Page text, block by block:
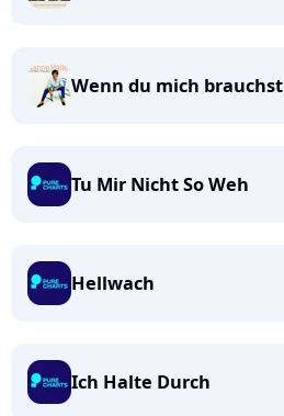
Wenn du mich brauchst
Tu Mir Nicht So Weh
Hellwach
Ich Halte Durch